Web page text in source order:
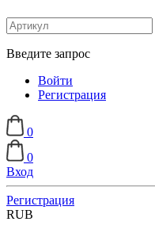
Введите запрос
Войти
Регистрация
0
0
Вход
Регистрация
RUB